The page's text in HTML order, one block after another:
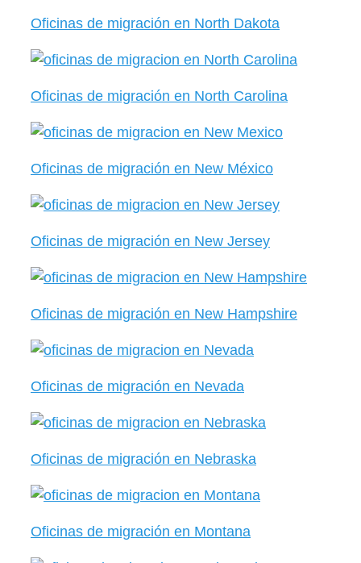
Oficinas de migración en North Dakota
Oficinas de migración en North Carolina
Oficinas de migración en New México
Oficinas de migración en New Jersey
Oficinas de migración en New Hampshire
Oficinas de migración en Nevada
Oficinas de migración en Nebraska
Oficinas de migración en Montana